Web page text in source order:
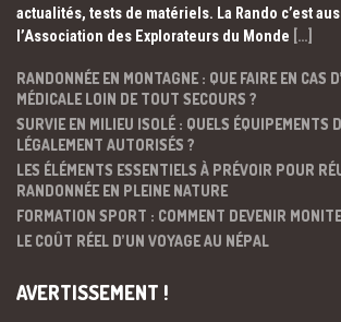
actualités, tests de matériels. La Rando c’est
l’Association des Explorateurs du Monde […]
RANDONNÉE EN MONTAGNE : QUE FAIRE EN CAS
MÉDICALE LOIN DE TOUT SECOURS ?
SURVIE EN MILIEU ISOLÉ : QUELS ÉQUIPEMENTS
LÉGALEMENT AUTORISÉS ?
LES ÉLÉMENTS ESSENTIELS À PRÉVOIR POUR
RANDONNÉE EN PLEINE NATURE
FORMATION SPORT : COMMENT DEVENIR
LE COÛT RÉEL D’UN VOYAGE AU NÉPAL
AVERTISSEMENT !